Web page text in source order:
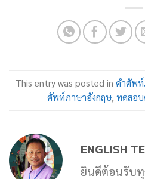
This entry was posted in คำศัพท์
ศัพท์ภาษาอังกฤษ, ทดสอ
ENGLISH
ยินดีต้อนรับทุ